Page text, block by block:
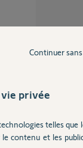
privée
telles que
contenu et les
Continuer